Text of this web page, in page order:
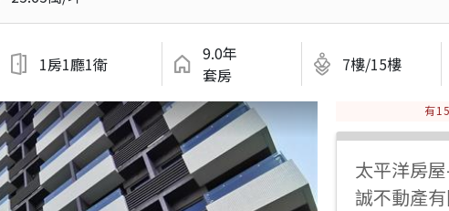
1房1廳1衛
9.0年
套房
7樓/15樓
有15
太平洋房屋
誠不動產